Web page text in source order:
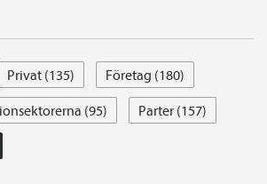
Privat (135)
Företag (180)
(95)
Parter (157)